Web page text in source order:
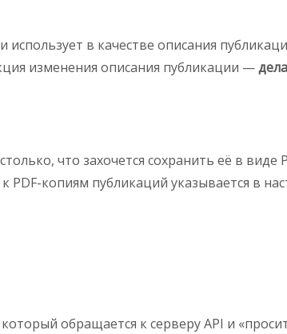
в качестве описания
изменения описания публикации —
что захочется сохранить её в
копиям публикаций указывается в
обращается к серверу API и